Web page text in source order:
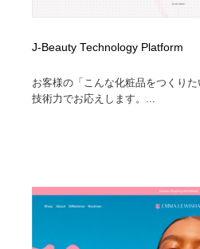
J-Beauty Technology Platform
お客様の「こんな化粧品をつくり
技術力でお応えします。...